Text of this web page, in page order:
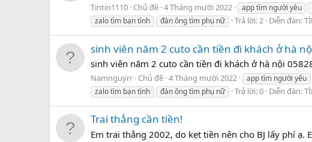
Tintin1110 Chủ đề 4 Tháng mười 2022 app tìm người yêu
zalo tìm bạn tình
đàn ông tìm phụ nữ Trả lời: 2 Diễn đàn:
sinh viên năm 2 cuto cần tiền đi khách ở hà
sinh viên năm 2 cuto cần tiền đi khách ở hà nội
Namnguyrr Chủ đề 4 Tháng mười 2022 app tìm người yêu
zalo tìm bạn tình
đàn ông tìm phụ nữ Trả lời: 0 Diễn đàn:
Trai thẳng cần tiền!
Em trai thẳng 2002, do kẹt tiền nên cho BJ lấy phí